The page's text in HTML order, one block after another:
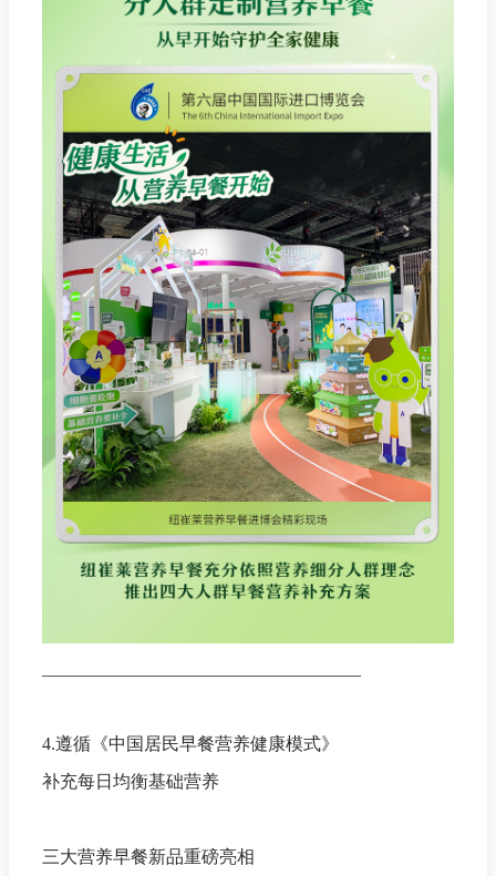
4.遵循《中国居民早餐营养健康模式》
补充每日均衡基础营养
三大营养早餐新品重磅亮相